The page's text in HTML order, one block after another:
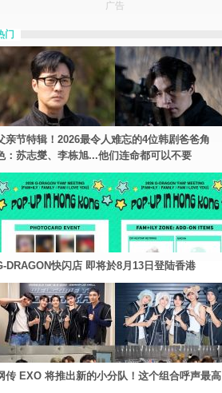
广告
门
亲节特辑！2026最令人难忘的4位韩剧爸爸角
：苏志燮、李栋旭...他们连命都可以不要
DRAGON快闪店 即将於8月13日登陆香港
传 EXO 将推出新的小分队！这个组合呼声最高